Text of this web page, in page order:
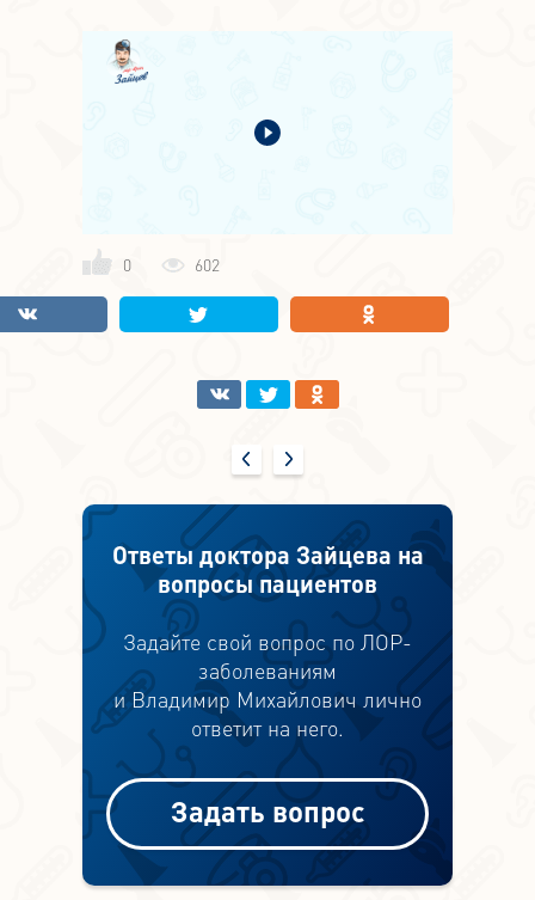
0 602
Ответы доктора Зайцева на
вопросы пациентов
Задайте свой вопрос по ЛОР-
заболеваниям
и Владимир Михайлович лично
ответит на него.
Задать вопрос